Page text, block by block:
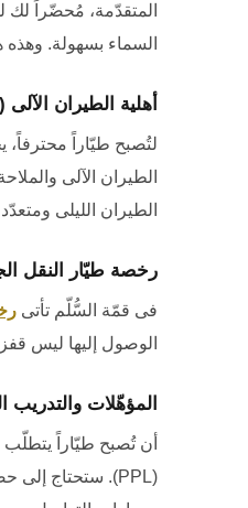
المتقدّمة، مُحضّراً لك
السماء بسهولة.
أهلية الطيران الآلى
لتُصبح طيّاراً
الطيران الآلى
الطيران الليلى
رخصة طيّار النقل
فى قمّة السُّلّم تأتى
الوصول إليها ليس
المؤهّلات
أن تُصبح طيّاراً
(PPL). ستحتاج إلى